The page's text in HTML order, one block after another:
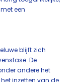
een
blijft zich
De
andere het